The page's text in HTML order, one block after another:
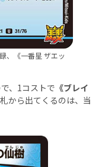
、《一番星 ザエッ
、1コストで 《ブレイ
から出てくるのは、当